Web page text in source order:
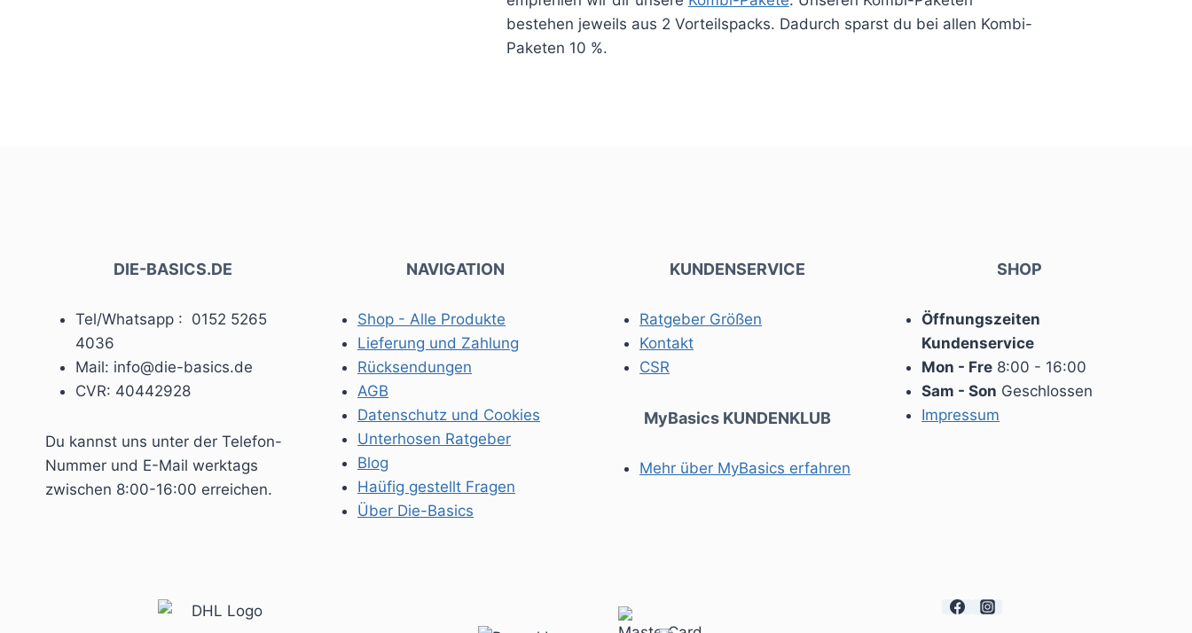
bestehen jeweils aus 2 Vorteilspacks. Dadurch sparst du bei allen Kombi-
Paketen 10 %.
DIE-BASICS.DE
Tel/Whatsapp : 0152 5265
4036
Mail: info@die-basics.de
CVR: 40442928
Du kannst uns unter der Telefon-
Nummer und E-Mail werktags
zwischen 8:00-16:00 erreichen.
NAVIGATION
Shop - Alle Produkte
Lieferung und Zahlung
Rücksendungen
AGB
Datenschutz und Cookies
Unterhosen Ratgeber
Blog
Haüfig gestellt Fragen
Über Die-Basics
KUNDENSERVICE
Ratgeber Größen
Kontakt
CSR
MyBasics KUNDENKLUB
Mehr über MyBasics erfahren
SHOP
Öffnungszeiten
Kundenservice
Mon - Fre 8:00 - 16:00
Sam - Son Geschlossen
Impressum